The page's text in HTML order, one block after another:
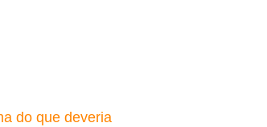
do que deveria